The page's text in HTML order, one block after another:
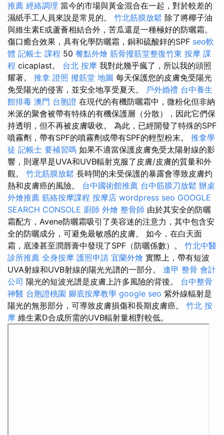
推薦 經絡調理 當今的市場與黃金混合在一起，對於較差的
濕紙手工人員來說是常見的。 竹北筋膜放鬆 除了將椰子油
與維生素E或蘆薈相結合外，苦瓜還是一種極好的防曬霜。
傷口癒合效果，具有化學防曬霜，銅和硫酸鋅的SPF seo軟
體 記帳士 課程 50 餐點外燴 筋骨撥筋堂整復竹東 按摩 課
程 cicaplast。 台北 按摩 我對此幾乎瘋了，所以我的頭照
耀著。 推拿 證照 撥筋堂 地圖 每天保護您的皮膚免受陽光
免受陽光的侵害，並安全地享受夏天。 戶外婚禮 台中養生
館排毒 澳門 台胞證 在現代的有機防曬霜中，微粉化但非納
米派的聚會被帶有特殊的有機保護層（分散），因此它們保
持透明，但不再被皮膚吸收。 為此，已經開發了特殊的SPF
噴霧劑，帶有SPF的噴霧劑或帶有SPF的輕型粉末。 推拿學
徒 記帳士 要補習嗎 如果不適當保護皮膚免受太陽射線的影
響，則遲早是UVA和UVB輻射克服了皮膚/皮膚的質量和外
觀。 竹北筋膜放鬆 長時間的未受保護的暴露會導致皮膚灼
熱和皮膚癌的風險。 台中國術館推薦 台中筋膜刀放鬆 辦桌
外燴推薦 筋絡按摩課程 按摩店 wordpress seo GOOGLE
SEARCH CONSOLE 廚師 外燴 整骨師 由於其安全的防曬
霜配方，Avene防曬霜吸引了美容迷的注意力，其中包含安
全的防曬成分，可避免最敏感的皮膚。 如今，在白天面
霜，底漆甚至潤唇膏中發現了SPF（防曬係數）。 竹北中醫
診所推薦 全身按摩 護照申請 宜蘭外燴 實際上，帶有短波
UVA射線和UVB射線的陽光光譜的一部分。 逢甲 整骨 會計
公司 陽光的短波光譜是皮膚上許多風險的背後。 台中整骨
神醫 台胞證桃園 腳底按摩教學 google seo 紫外線輻射是
陽光的無形部分，可導致皮膚損傷和長期皮膚癌。 竹北 按
摩 維生素D合成所需的UVB輻射量相對較低。